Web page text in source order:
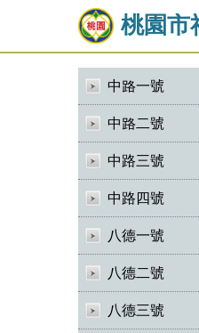
桃園市
中路一號
中路二號
中路三號
中路四號
八德一號
八德二號
八德三號